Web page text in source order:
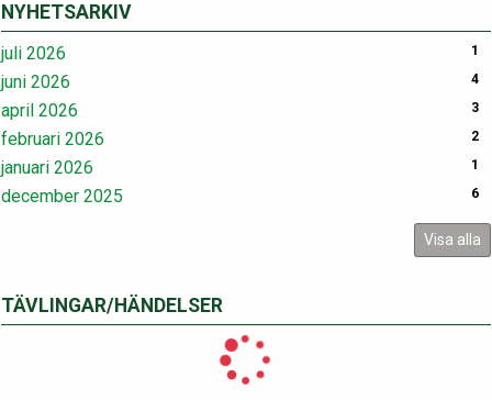
NYHETSARKIV
juli 2026 1
juni 2026 4
april 2026 3
februari 2026 2
januari 2026 1
december 2025 6
Visa alla
TÄVLINGAR/HÄNDELSER